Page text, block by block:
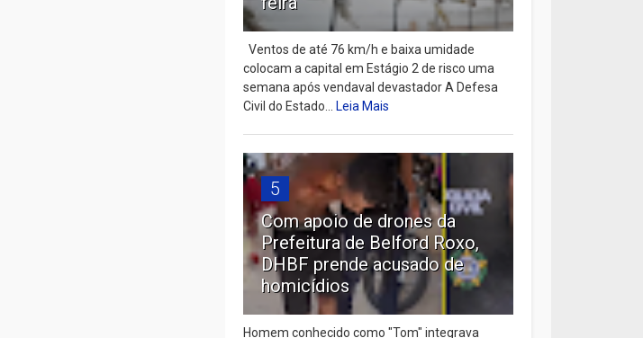
Ventos de até 76 km/h e baixa umidade
colocam a capital em Estágio 2 de risco uma
semana após vendaval devastador A Defesa
Civil do Estado...Leia Mais
5
Com apoio de drones da
Prefeitura de Belford Roxo,
DHBF prende acusado de
homicídios
Homem conhecido como "Tom" integrava